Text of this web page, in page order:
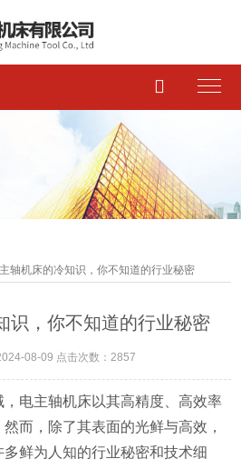

轴机床的冷知识，你不知道的行业秘密
识，你不知道的行业秘密
08-09 点击次数：2857
电主轴机床以其高精度、高效率
而，除了其表面的光鲜与高效，
多鲜为人知的行业秘密和技术细